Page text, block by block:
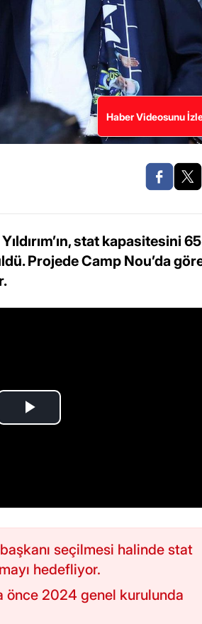
Haber Videosunu
stat kapasitesini
Projede Camp Nou’da
seçilmesi halinde stat
hedefliyor.
önce 2024 genel kurulunda